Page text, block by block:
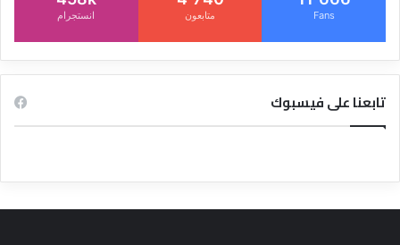
Fans متابعون انستجرام
تابعنا على فيسبوك